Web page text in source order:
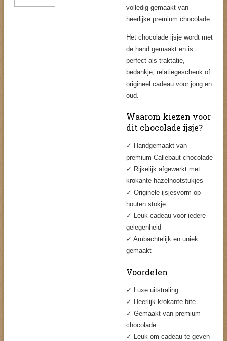
volledig gemaakt van
heerlijke premium chocolade.
Het chocolade ijsje wordt met
de hand gemaakt en is
perfect als traktatie,
bedankje, relatiegeschenk of
origineel cadeau voor jong en
oud.
Waarom kiezen voor
dit chocolade ijsje?
✓ Handgemaakt van
premium Callebaut chocolade
✓ Rijkelijk afgewerkt met
krokante hazelnootstukjes
✓ Originele ijsjesvorm op
houten stokje
✓ Leuk cadeau voor iedere
gelegenheid
✓ Ambachtelijk en uniek
gemaakt
Voordelen
✓ Luxe uitstraling
✓ Heerlijk krokante bite
✓ Gemaakt van premium
chocolade
✓ Leuk om cadeau te geven